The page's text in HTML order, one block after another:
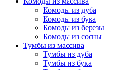
Комоды из дуба
Комоды из бука
Комоды из березы
Комоды из сосны
Тумбы из массива
Тумбы из дуба
Тумбы из бука